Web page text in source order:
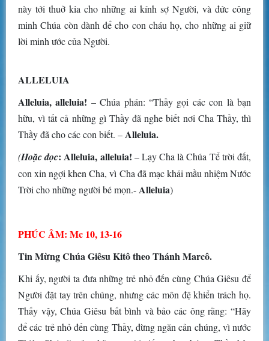
này tới thuở kia cho những ai kính sợ Người, và đức công
minh Chúa còn dành để cho con cháu họ, cho những ai giữ
lời minh ước của Người.
ALLELUIA
Alleluia, alleluia! – Chúa phán: “Thầy gọi các con là bạn
hữu, vì tất cả những gì Thầy đã nghe biết nơi Cha Thầy, thì
Thầy đã cho các con biết. –Alleluia.
(Hoặc đọc: Alleluia, alleluia! – Lạy Cha là Chúa Tể trời đất,
con xin ngợi khen Cha, vì Cha đã mạc khải mầu nhiệm Nước
Trời cho những người bé mọn.-Alleluia)
PHÚC ÂM: Mc 10, 13-16
Tin Mừng Chúa Giêsu Kitô theo Thánh Marcô.
Khi ấy, người ta đưa những trẻ nhỏ đến cùng Chúa Giêsu để
Người đặt tay trên chúng, nhưng các môn đệ khiển trách họ.
Thấy vậy, Chúa Giêsu bất bình và bảo các ông rằng: “Hãy
để các trẻ nhỏ đến cùng Thầy, đừng ngăn cản chúng, vì nước